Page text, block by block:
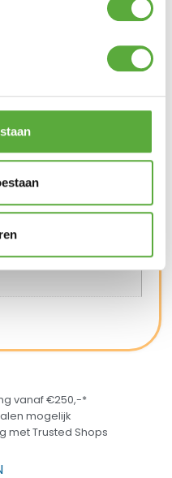
huis
vanaf €250,-*
mogelijk
met Trusted Shops